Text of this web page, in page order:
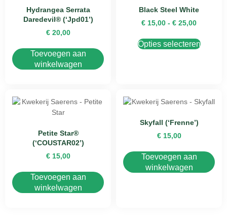
Hydrangea Serrata
Daredevil® (‘Jpd01’)
€20,00
Toevoegen aan
winkelwagen
Black Steel White
€ 15,00 - € 25,00
Opties selecteren
Petite Star®
(‘COUSTAR02’)
€15,00
Toevoegen aan
winkelwagen
Skyfall (‘Frenne’)
€15,00
Toevoegen aan
winkelwagen